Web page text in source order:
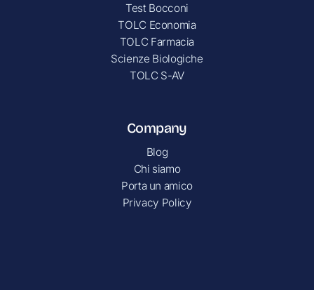
Test Bocconi
TOLC Economia
TOLC Farmacia
Scienze Biologiche
TOLC S-AV
Company
Blog
Chi siamo
Porta un amico
Privacy Policy